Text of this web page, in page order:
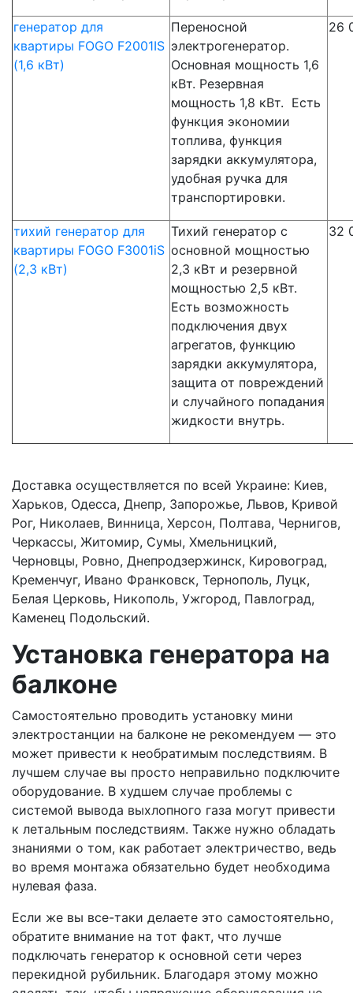
генератор для
квартиры FOGO F2001IS
(1,6 кВт)
Переносной
электрогенератор.
Основная мощность 1,6
кВт. Резервная
мощность 1,8 кВт. Есть
функция экономии
топлива, функция
зарядки аккумулятора,
удобная ручка для
транспортировки.
26
тихий генератор для
квартиры FOGO F3001iS
(2,3 кВт)
Тихий генератор с
основной мощностью
2,3 кВт и резервной
мощностью 2,5 кВт.
Есть возможность
подключения двух
агрегатов, функцию
зарядки аккумулятора,
защита от повреждений
и случайного попадания
жидкости внутрь.
32
Доставка осуществляется по всей Украине: Киев,
Харьков, Одесса, Днепр, Запорожье, Львов, Кривой
Рог, Николаев, Винница, Херсон, Полтава, Чернигов,
Черкассы, Житомир, Сумы, Хмельницкий,
Черновцы, Ровно, Днепродзержинск, Кировоград,
Кременчуг, Ивано Франковск, Тернополь, Луцк,
Белая Церковь, Никополь, Ужгород, Павлоград,
Каменец Подольский.
Установка генератора на
балконе
Самостоятельно проводить установку мини
электростанции на балконе не рекомендуем — это
может привести к необратимым последствиям. В
лучшем случае вы просто неправильно подключите
оборудование. В худшем случае проблемы с
системой вывода выхлопного газа могут привести
к летальным последствиям. Также нужно обладать
знаниями о том, как работает электричество, ведь
во время монтажа обязательно будет необходима
нулевая фаза.
Если же вы все-таки делаете это самостоятельно,
обратите внимание на тот факт, что лучше
подключать генератор к основной сети через
перекидной рубильник. Благодаря этому можно